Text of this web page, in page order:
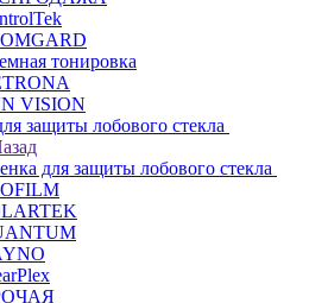
тонировка
VISION
защиты лобового стекла
для защиты лобового стекла